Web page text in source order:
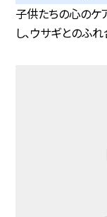
子供たちの心のケ
し、ウサギとのふ